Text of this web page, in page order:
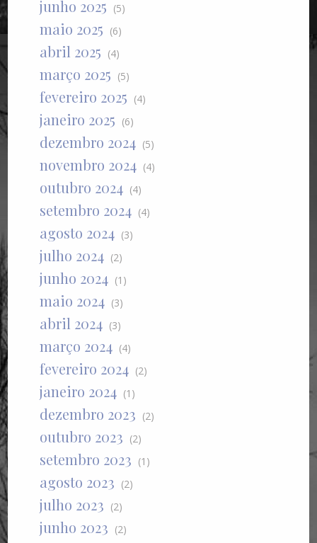
junho 2025 (5)
maio 2025 (6)
abril 2025 (4)
março 2025 (5)
fevereiro 2025 (4)
janeiro 2025 (6)
dezembro 2024 (5)
novembro 2024 (4)
outubro 2024 (4)
setembro 2024 (4)
agosto 2024 (3)
julho 2024 (2)
junho 2024 (1)
maio 2024 (3)
abril 2024 (3)
março 2024 (4)
fevereiro 2024 (2)
janeiro 2024 (1)
dezembro 2023 (2)
outubro 2023 (2)
setembro 2023 (1)
agosto 2023 (2)
julho 2023 (2)
junho 2023 (2)